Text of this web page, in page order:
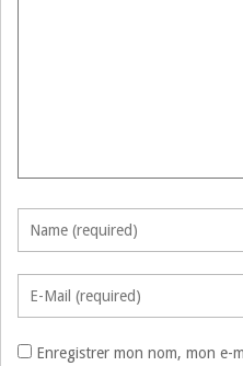
Enregistrer mon nom, mon e-